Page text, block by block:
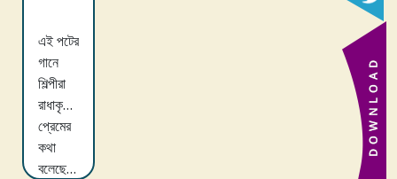
এই পটের
গানে
শিল্পীরা
রাধাকৃষ্ণের
প্রেমের
কথা
বলেছেন।